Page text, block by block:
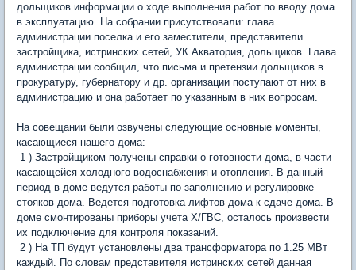
дольщиков информации о ходе выполнения работ по вводу дома
в эксплуатацию. На собрании присутствовали: глава
администрации поселка и его заместители, представители
застройщика, истринских сетей, УК Акватория, дольщиков. Глава
администрации сообщил, что письма и претензии дольщиков в
прокуратуру, губернатору и др. организации поступают от них в
администрацию и она работает по указанным в них вопросам.
На совещании были озвучены следующие основные моменты,
касающиеся нашего дома:
1 ) Застройщиком получены справки о готовности дома, в части
касающейся холодного водоснабжения и отопления. В данный
период в доме ведутся работы по заполнению и регулировке
стояков дома. Ведется подготовка лифтов дома к сдаче дома. В
доме смонтированы приборы учета Х/ГВС, осталось произвести
их подключение для контроля показаний.
2 ) На ТП будут установлены два трансформатора по 1.25 МВт
каждый. По словам представителя истринских сетей данная